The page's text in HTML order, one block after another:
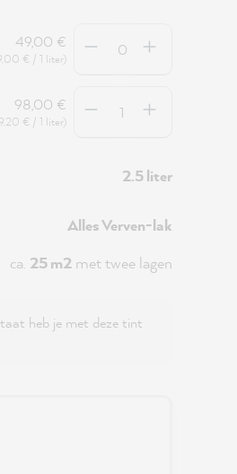
49,00 €
€ / 1 liter)
98,00 €
€ / 1 liter)
2.5 liter
Alles Verven-lak
ca. 25 m2met twee lagen
heb je met deze tint